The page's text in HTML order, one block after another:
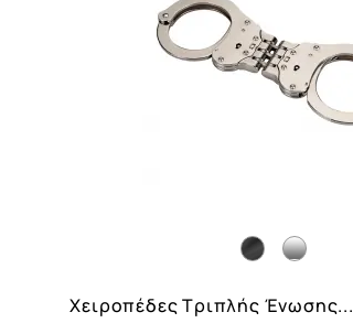
Χειροπέδες Τριπλής Ένωσης...